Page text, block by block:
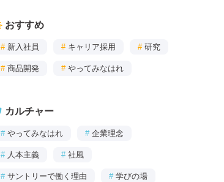
おすすめ
# 新入社員 # キャリア採用 # 研究
# 商品開発 # やってみなはれ
カルチャー
# やってみなはれ # 企業理念
# 人本主義 # 社風
# サントリーで働く理由 # 学びの場